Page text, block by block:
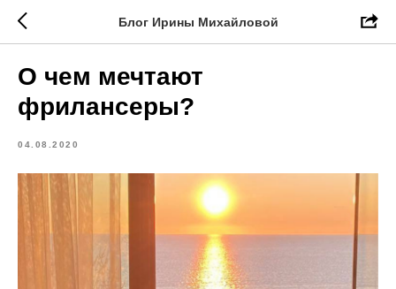
Блог Ирины Михайловой
О чем мечтают
фрилансеры?
04.08.2020